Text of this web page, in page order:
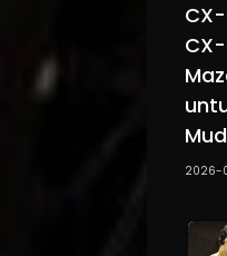
2026-